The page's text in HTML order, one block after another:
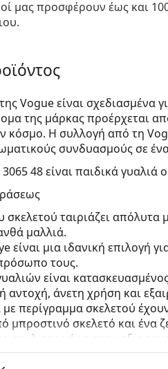
μας προσφέρουν έως και
Vogue είναι σχεδιασμένα
της μάρκας προέρχεται
κόσμο. Η συλλογή από τη
συνδυασμούς σε
48είναι παιδικά γυαλιά
ταιριάζει
μαλλιά.
είναι μια ιδανική επιλογή
τους.
είναι
άνετη χρήση και
με περίγραμμα σκελετού
μπροστινό σκελετό και ένα
στυλ σας χάρη στον
είναι η ανθεκτικότητα